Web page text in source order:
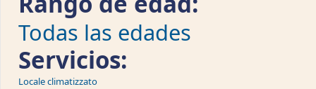
Todas las edades
Servicios:
Locale climatizzato